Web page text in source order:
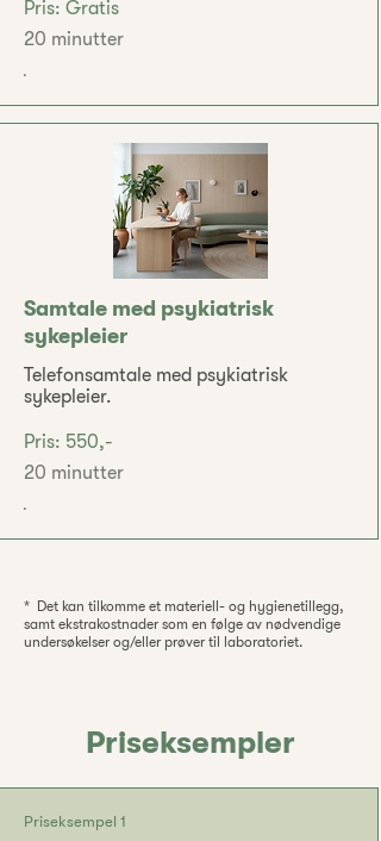
Pris: Gratis
20 minutter
.
Samtale med psykiatrisk
sykepleier
Telefonsamtale med psykiatrisk
sykepleier.
Pris: 550,-
20 minutter
.
* Det kan tilkomme et materiell- og hygienetillegg,
samt ekstrakostnader som en følge av nødvendige
undersøkelser og/eller prøver til laboratoriet.
Priseksempler
Priseksempel 1